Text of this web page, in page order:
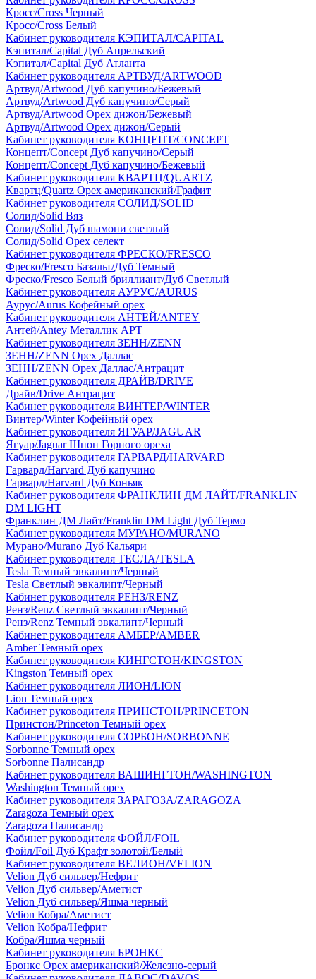
Кросс/Cross Черный
Кросс/Cross Белый
Кабинет руководителя КЭПИТАЛ/CAPITAL
Кэпитал/Capital Дуб Апрельский
Кэпитал/Capital Дуб Атланта
Кабинет руководителя АРТВУД/ARTWOOD
Артвуд/Artwood Дуб капучино/Бежевый
Артвуд/Artwood Дуб капучино/Серый
Артвуд/Artwood Орех дижон/Бежевый
Артвуд/Artwood Орех дижон/Серый
Кабинет руководителя КОНЦЕПТ/CONCEPT
Концепт/Concept Дуб капучино/Серый
Концепт/Concept Дуб капучино/Бежевый
Кабинет руководителя КВАРТЦ/QUARTZ
Квартц/Quartz Орех американский/Графит
Кабинет руководителя СОЛИД/SOLID
Солид/Solid Вяз
Солид/Solid Дуб шамони светлый
Солид/Solid Орех селект
Кабинет руководителя ФРЕСКО/FRESCO
Фреско/Fresco Базальт/Дуб Темный
Фреско/Fresco Белый бриллиант/Дуб Светлый
Кабинет руководителя АУРУС/AURUS
Аурус/Aurus Кофейный орех
Кабинет руководителя АНТЕЙ/ANTEY
Антей/Antey Металлик АРТ
Кабинет руководителя ЗЕНН/ZENN
ЗЕНН/ZENN Орех Даллас
ЗЕНН/ZENN Орех Даллас/Антрацит
Кабинет руководителя ДРАЙВ/DRIVE
Драйв/Drive Антрацит
Кабинет руководителя ВИНТЕР/WINTER
Винтер/Winter Кофейный орех
Кабинет руководителя ЯГУАР/JAGUAR
Ягуар/Jaguar Шпон Горного ореха
Кабинет руководителя ГАРВАРД/HARVARD
Гарвард/Harvard Дуб капучино
Гарвард/Harvard Дуб Коньяк
Кабинет руководителя ФРАНКЛИН ДМ ЛАЙТ/FRANKLIN
DM LIGHT
Франклин ДМ Лайт/Franklin DM Light Дуб Термо
Кабинет руководителя МУРАНО/MURANO
Мурано/Murano Дуб Кальяри
Кабинет руководителя ТЕСЛА/TESLA
Tesla Темный эвкалипт/Черный
Tesla Светлый эвкалипт/Черный
Кабинет руководителя РЕНЗ/RENZ
Ренз/Renz Светлый эвкалипт/Черный
Ренз/Renz Темный эвкалипт/Черный
Кабинет руководителя АМБЕР/AMBER
Amber Темный орех
Кабинет руководителя КИНГСТОН/KINGSTON
Kingston Темный орех
Кабинет руководителя ЛИОН/LION
Lion Темный орех
Кабинет руководителя ПРИНСТОН/PRINCETON
Принстон/Princeton Темный орех
Кабинет руководителя СОРБОН/SORBONNE
Sorbonne Темный орех
Sorbonne Палисандр
Кабинет руководителя ВАШИНГТОН/WASHINGTON
Washington Темный орех
Кабинет руководителя ЗАРАГОЗА/ZARAGOZA
Zaragoza Темный орех
Zaragoza Палисандр
Кабинет руководителя ФОЙЛ/FOIL
Фойл/Foil Дуб Крафт золотой/Белый
Кабинет руководителя ВЕЛИОН/VELION
Velion Дуб сильвер/Нефрит
Velion Дуб сильвер/Аметист
Velion Дуб сильвер/Яшма черный
Velion Кобра/Аметист
Velion Кобра/Нефрит
Кобра/Яшма черный
Кабинет руководителя БРОНКС
Бронкс Орех американский/Железно-серый